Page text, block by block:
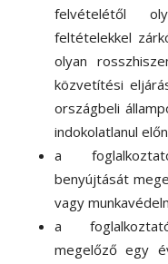
felvételétől
feltételekkel
olyan
közvetítési
országbeli
indokolatlanul
a
benyújtását
vagy
a
megelőző egy